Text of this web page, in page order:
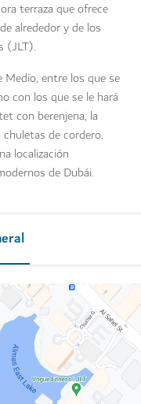
terraza que ofrece
alrededor y de los
(JLT).
entre los que se
con los que se le hará
con berenjena, la
de cordero.
localización
de Dubái.